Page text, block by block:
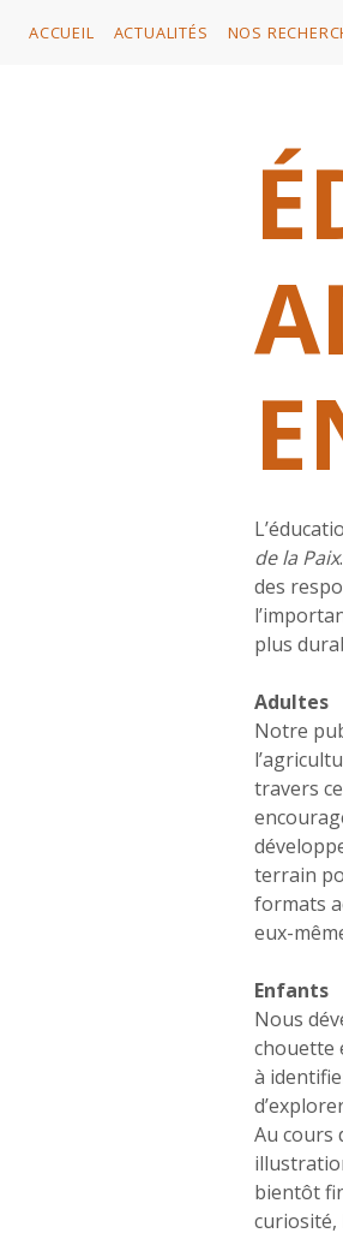
ACCUEIL ACTUALITÉS NOS
de la Paix
des
plus
Adultes
Notre
travers
terrain
formats
eux-
Enfants
Nous
chouette
à
Au cours
bientôt
curiosité,